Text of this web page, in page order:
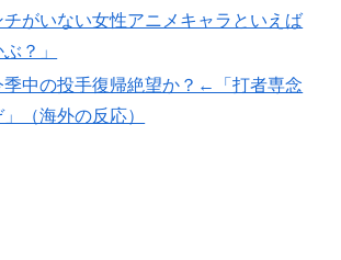
人「日本の軽トラ、原型どこ行った」
】52歳イチロー、マ軍主催のホームラン競
連発「現役時代の噂は本当だったんだ
がいない女性アニメキャラといえば
？」
季中の投手復帰絶望か？←「打者専念
（海外の反応）